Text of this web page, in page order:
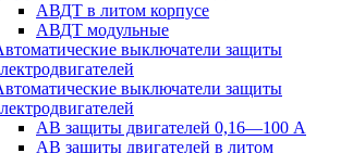
АВДТ в литом корпусе
АВДТ модульные
выключатели защиты
выключатели защиты
АВ защиты двигателей 0,16—100 А
АВ защиты двигателей в литом